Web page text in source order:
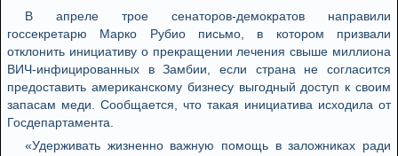
В апреле трое сенаторов-демократов направили
госсекретарю Марко Рубио письмо, в котором призвали
отклонить инициативу о прекращении лечения свыше миллиона
ВИЧ-инфицированных в Замбии, если страна не согласится
предоставить американскому бизнесу выгодный доступ к своим
запасам меди. Сообщается, что такая инициатива исходила от
Госдепартамента.
«Удерживать жизненно важную помощь в заложниках ради